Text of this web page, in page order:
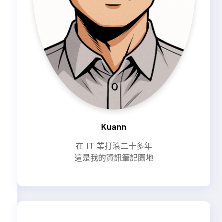
Kuann
在 IT 業打滾二十多年
這是我的資訊筆記園地